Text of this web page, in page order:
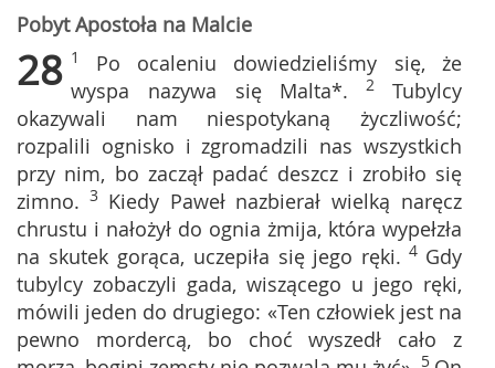
Pobyt Apostoła na Malcie
28 1 Po ocaleniu dowiedzieliśmy się, że
wyspa nazywa się Malta*. 2Tubylcy
okazywali nam niespotykaną życzliwość;
rozpalili ognisko i zgromadzili nas wszystkich
przy nim, bo zaczął padać deszcz i zrobiło się
zimno. 3 Kiedy Paweł nazbierał wielką naręcz
chrustu i nałożył do ognia żmija, która wypełzła
na skutek gorąca, uczepiła się jego ręki. 4 Gdy
tubylcy zobaczyli gada, wiszącego u jego ręki,
mówili jeden do drugiego: «Ten człowiek jest na
pewno mordercą, bo choć wyszedł cało z
5